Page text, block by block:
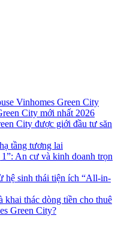
Vinhomes Green City
City mới nhất 2026
City được giới đầu tư săn
tầng tương lai
An cư và kinh doanh trọn
hệ sinh thái tiện ích “All-in-
khai thác dòng tiền cho thuê
Green City?